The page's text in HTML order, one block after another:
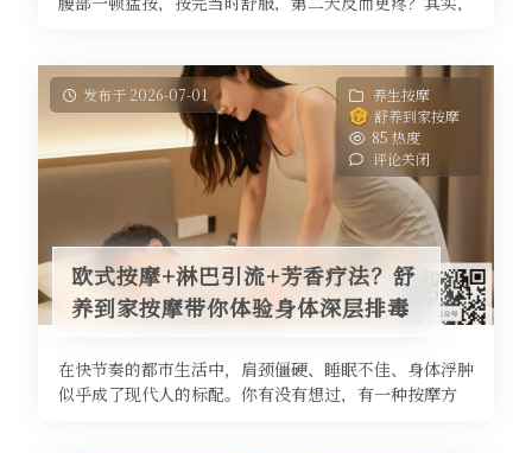
发布于 2026-07-01
养生按摩
舒养到家按摩
85 热度
评论关闭
欧式按摩+淋巴引流+芳香疗法？舒
养到家按摩带你体验身体深层排毒
在快节奏的都市生活中，肩颈僵硬、睡眠不佳、身体浮肿
似乎成了现代人的标配。你有没有想过，有一种按摩方